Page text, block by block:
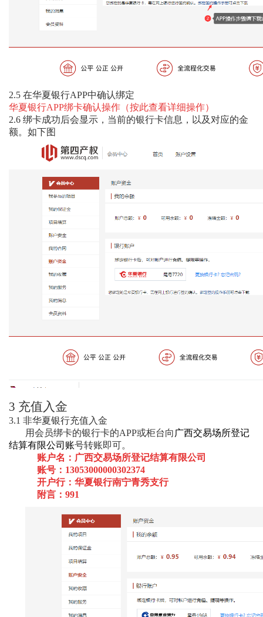
2.5 在华夏银行APP中确认绑定
华夏银行APP绑卡确认操作（按此查看详细操作）
2.6 绑卡成功后会显示，当前的银行卡信息，以及对应的金
额。如下图
3 充值入金
3.1 非华夏银行充值 入金
用会员绑卡的银行卡的APP或柜台向 广西交易场所登记
结算有限公司 账号转账即可。
账户名：广西交易场所登记结算有限公司
账号：13053000000302374
开户行：华夏银行南宁青秀支行
附言：991